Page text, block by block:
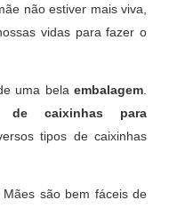
não estiver mais viva,
vidas para fazer o
uma bela embalagem
de caixinhas para
tipos de caixinhas
são bem fáceis de